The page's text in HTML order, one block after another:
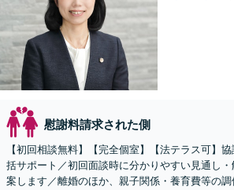
慰謝料請求された側
【初回相談無料】【完全個室】【法テラス可】
括サポート／初回面談時に分かりやすい見通し
案します／離婚のほか、親子関係・養育費等の